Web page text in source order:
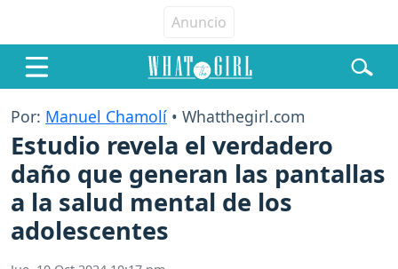
Por: Manuel Chamolí • Whatthegirl.com
Estudio revela el verdadero
daño que generan las pantallas
a la salud mental de los
adolescentes